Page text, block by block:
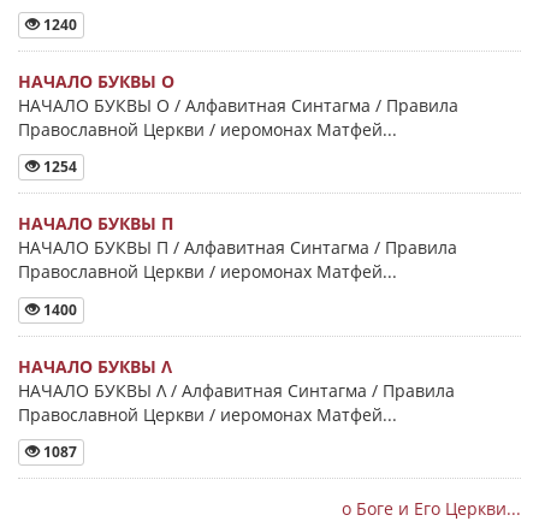
1240
НАЧАЛО БУКВЫ Ο
НАЧАЛО БУКВЫ Ο / Алфавитная Синтагма / Правила
Православной Церкви / иеромонах Матфей...
1254
НАЧАЛО БУКВЫ Π
НАЧАЛО БУКВЫ Π / Алфавитная Синтагма / Правила
Православной Церкви / иеромонах Матфей...
1400
НАЧАЛО БУКВЫ Λ
НАЧАЛО БУКВЫ Λ / Алфавитная Синтагма / Правила
Православной Церкви / иеромонах Матфей...
1087
о Боге и Его Церкви...